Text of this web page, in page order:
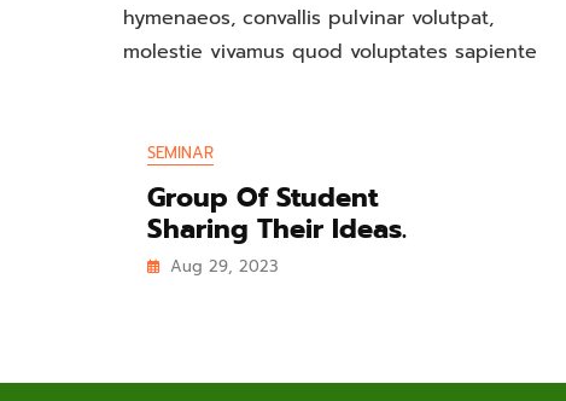
hymenaeos, convallis pulvinar volutpat,
molestie vivamus quod voluptates sapiente
SEMINAR
Group Of Student
Sharing Their Ideas.
Aug 29, 2023